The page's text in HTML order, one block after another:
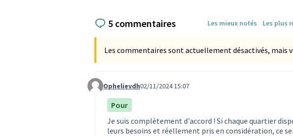
5 commentaires Les mieux notés Les plus
Les commentaires sont actuellement désactivés, mais
Commentaire 3403
Ophelievdh02/11/2024 15:07
Pour
Je suis complètement d'accord ! Si chaque quartier
leurs besoins et réellement pris en considération, ce